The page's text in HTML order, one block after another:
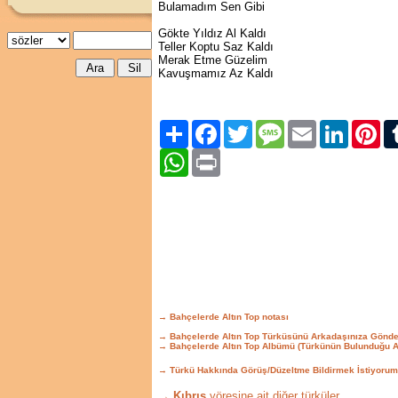
Bulamadım Sen Gibi
Gökte Yıldız Al Kaldı
Teller Koptu Saz Kaldı
Merak Etme Güzelim
Kavuşmamız Az Kaldı
Paylaş FacebookTwitter Message Email LinkedIn
WhatsApp
→ Bahçelerde Altın Top notası
→ Bahçelerde Altın Top Türküsünü Arkadaşınıza
→ Bahçelerde Altın Top Albümü (Türkünün Bulunduğu
→ Türkü Hakkında Görüş/Düzeltme Bildirmek İstiyorum